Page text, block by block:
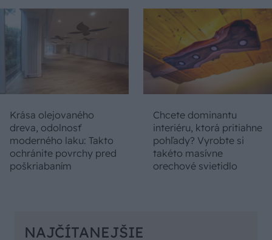
Krása olejovaného
dreva, odolnosť
moderného laku: Takto
ochránite povrchy pred
poškriabaním
Chcete dominantu
interiéru, ktorá pritiahne
pohľady? Vyrobte si
takéto masívne
orechové svietidlo
NAJČÍTANEJŠIE